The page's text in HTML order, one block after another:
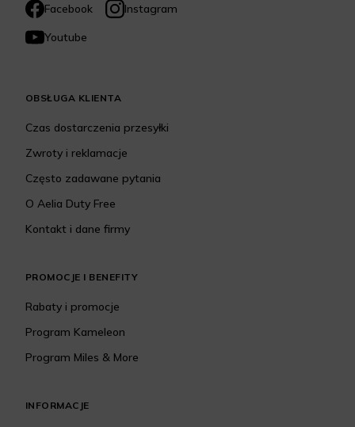
Facebook
Instagram
Youtube
OBSŁUGA KLIENTA
Czas dostarczenia przesyłki
Zwroty i reklamacje
Często zadawane pytania
O Aelia Duty Free
Kontakt i dane firmy
PROMOCJE I BENEFITY
Rabaty i promocje
Program Kameleon
Program Miles & More
INFORMACJE